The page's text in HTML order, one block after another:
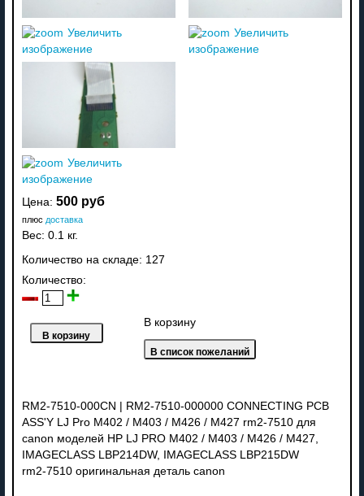
Увеличить
изображение
Увеличить
изображение
Увеличить
изображение
Цена: 500 руб
плюс доставка
Вес: 0.1 кг.
Количество на складе: 127
Количество:
В корзину
RM2-7510-000CN | RM2-7510-000000 CONNECTING PCB
ASS'Y LJ Pro M402 / M403 / M426 / M427 rm2-7510 для
canon моделей HP LJ PRO M402 / M403 / M426 / M427,
IMAGECLASS LBP214DW, IMAGECLASS LBP215DW
rm2-7510 оригинальная деталь canon